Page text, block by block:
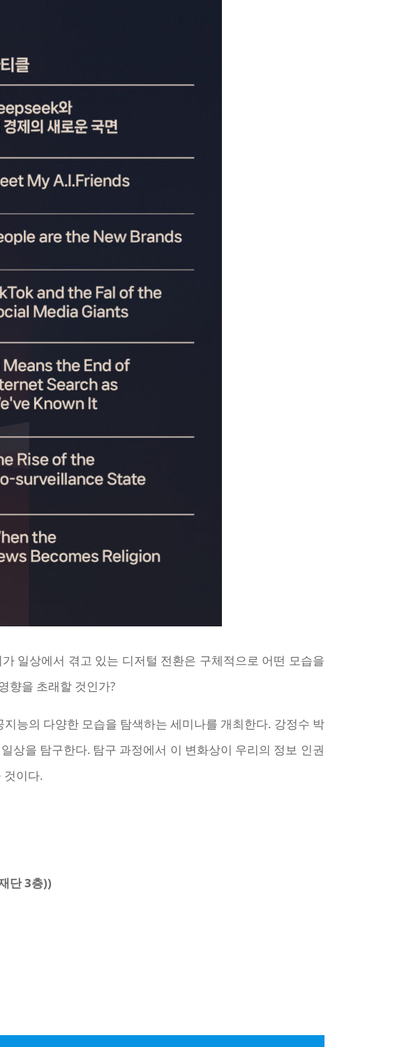
일상에서 겪고 있는 디저털 전환은 구체적으로 어떤 모습을
향을 초래할 것인가?
능의 다양한 모습을 탐색하는 세미나를 개최한다. 강정수 박
상을 탐구한다. 탐구 과정에서 이 변화상이 우리의 정보 인권
것이다.
단 3층))